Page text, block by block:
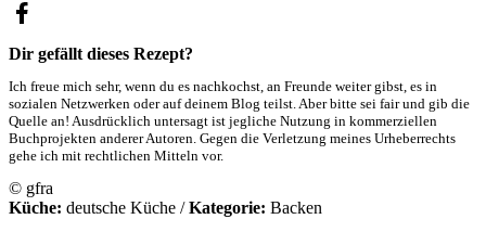
Dir gefällt dieses Rezept?
Ich freue mich sehr, wenn du es nachkochst, an Freunde weiter gibst, es in
sozialen Netzwerken oder auf deinem Blog teilst. Aber bitte sei fair und gib die
Quelle an! Ausdrücklich untersagt ist jegliche Nutzung in kommerziellen
Buchprojekten anderer Autoren. Gegen die Verletzung meines Urheberrechts
gehe ich mit rechtlichen Mitteln vor.
© gfra
Küche: deutsche Küche / Kategorie: Backen